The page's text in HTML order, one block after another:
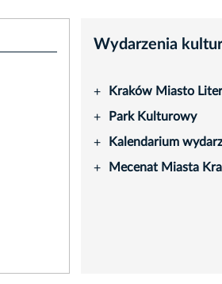
Wydarzenia
+ Kraków Miasto
+ Park Kulturowy
+ Kalendarium
+ Mecenat Miasta